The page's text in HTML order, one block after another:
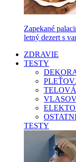
Zapekané
letný dezert s
ZDRAVIE
TESTY
TESTY